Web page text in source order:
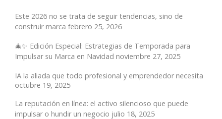
Este 2026 no se trata de seguir tendencias, sino de
construir marca febrero 25, 2026
🎄✨ Edición Especial: Estrategias de Temporada para
Impulsar su Marca en Navidad noviembre 27, 2025
IA la aliada que todo profesional y emprendedor necesita
octubre 19, 2025
La reputación en línea: el activo silencioso que puede
impulsar o hundir un negocio julio 18, 2025